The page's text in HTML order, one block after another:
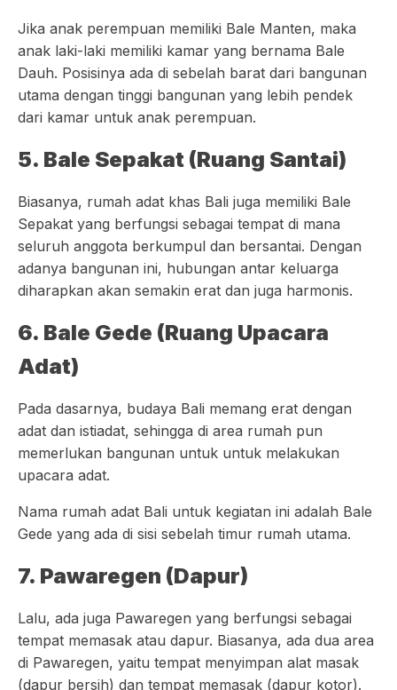
Jika anak perempuan memiliki Bale Manten, maka
anak laki-laki memiliki kamar yang bernama Bale
Dauh. Posisinya ada di sebelah barat dari bangunan
utama dengan tinggi bangunan yang lebih pendek
dari kamar untuk anak perempuan.
5. Bale Sepakat (Ruang Santai)
Biasanya, rumah adat khas Bali juga memiliki Bale
Sepakat yang berfungsi sebagai tempat di mana
seluruh anggota berkumpul dan bersantai. Dengan
adanya bangunan ini, hubungan antar keluarga
diharapkan akan semakin erat dan juga harmonis.
6. Bale Gede (Ruang Upacara
Adat)
Pada dasarnya, budaya Bali memang erat dengan
adat dan istiadat, sehingga di area rumah pun
memerlukan bangunan untuk untuk melakukan
upacara adat.
Nama rumah adat Bali untuk kegiatan ini adalah Bale
Gede yang ada di sisi sebelah timur rumah utama.
7. Pawaregen (Dapur)
Lalu, ada juga Pawaregen yang berfungsi sebagai
tempat memasak atau dapur. Biasanya, ada dua area
di Pawaregen, yaitu tempat menyimpan alat masak
(dapur bersih) dan tempat memasak (dapur kotor).